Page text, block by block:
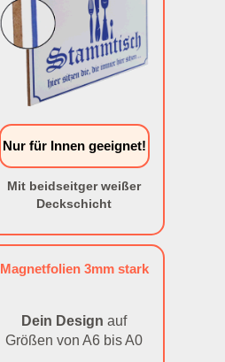
Nur für Innen geeignet!
Mit beidseitger weißer
Deckschicht
Magnetfolien 3mm stark
Dein Design auf
Größen von A6 bis A0